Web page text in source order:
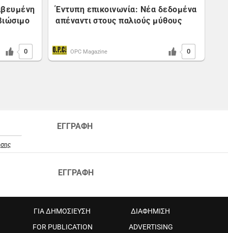
0
Έντυπη επικοινωνία: Νέα δεδομένα
απέναντι στους παλιούς μύθους
OPC Magazine 0
ΕΓΓΡΑΦΗ
ΕΓΓΡΑΦΗ
ΓΙΑ ΔΗΜΟΣΙΕΥΣΗ
ΔΙΑΦΗΜΙΣΗ
FOR PUBLICATION ADVERTISING